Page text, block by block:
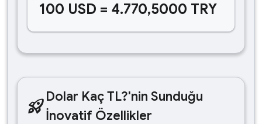
100 USD = 4.770,5000 TRY
rocket_launchDolar Kaç TL?'nin Sunduğu
İnovatif Özellikler